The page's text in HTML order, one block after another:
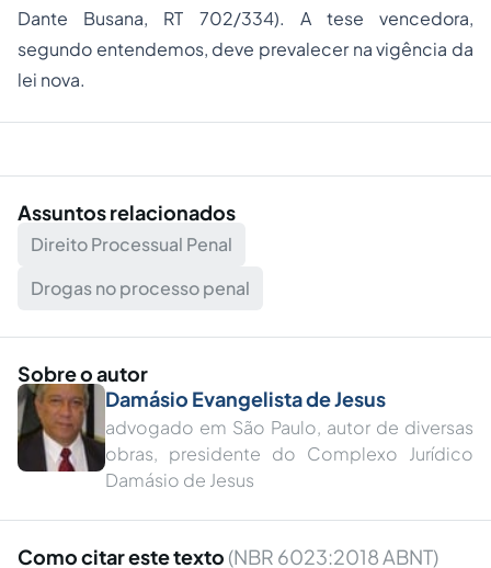
Dante Busana, RT 702/334). A tese vencedora,
segundo entendemos, deve prevalecer na vigência da
lei nova.
Assuntos relacionados
Direito Processual Penal
Drogas no processo penal
Sobre o autor
Damásio Evangelista de Jesus
advogado em São Paulo, autor de diversas
obras, presidente do Complexo Jurídico
Damásio de Jesus
Como citar este texto (NBR 6023:2018 ABNT)